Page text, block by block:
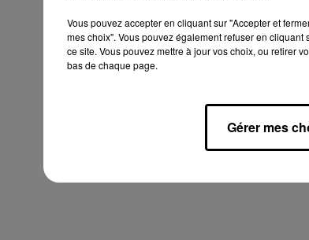
Vous pouvez accepter en cliquant sur "Accepter et
mes choix". Vous pouvez également refuser en
ce site. Vous pouvez mettre à jour vos choix, ou retirer
bas de chaque page.
Gérer mes